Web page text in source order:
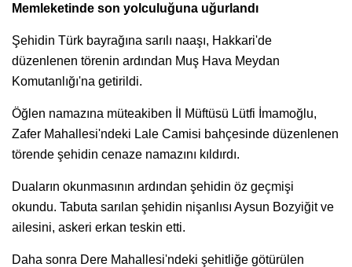
Memleketinde son yolculuğuna uğurlandı
Şehidin Türk bayrağına sarılı naaşı, Hakkari'de
düzenlenen törenin ardından Muş Hava Meydan
Komutanlığı'na getirildi.
Öğlen namazına müteakiben İl Müftüsü Lütfi İmamoğlu,
Zafer Mahallesi'ndeki Lale Camisi bahçesinde düzenlenen
törende şehidin cenaze namazını kıldırdı.
Duaların okunmasının ardından şehidin öz geçmişi
okundu. Tabuta sarılan şehidin nişanlısı Aysun Bozyiğit ve
ailesini, askeri erkan teskin etti.
Daha sonra Dere Mahallesi'ndeki şehitliğe götürülen